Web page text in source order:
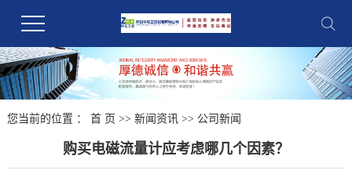
您当前的位置 ： 首 页 >> 新闻资讯>> 公司新闻
购买电磁流量计应考虑哪几个因素？